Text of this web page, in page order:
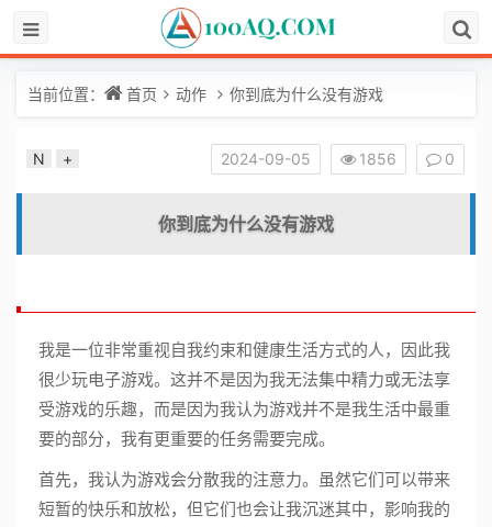
当前位置： 首页 动作 你到底为什么没有游戏
2024-09-05 1856 0
N +
你到底为什么没有游戏
我是一位非常重视自我约束和健康生活方式的人，因此我
很少玩电子游戏。这并不是因为我无法集中精力或无法享
受游戏的乐趣，而是因为我认为游戏并不是我生活中最重
要的部分，我有更重要的任务需要完成。
首先，我认为游戏会分散我的注意力。虽然它们可以带来
短暂的快乐和放松，但它们也会让我沉迷其中，影响我的